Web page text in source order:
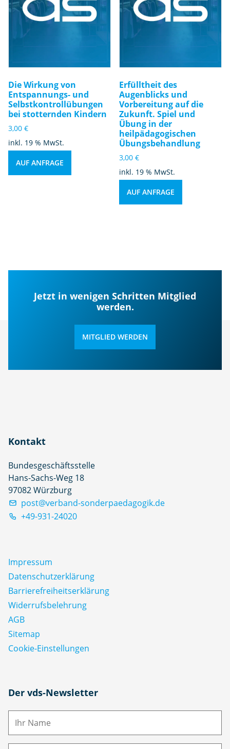
Die Wirkung von
Entspannungs- und
Selbstkontrollübungen
bei stotternden Kindern
3,00 €
inkl. 19 % MwSt.
AUF ANFRAGE
Erfülltheit des
Augenblicks und
Vorbereitung auf die
Zukunft. Spiel und
Übung in der
heilpädagogischen
Übungsbehandlung
3,00€
inkl. 19 % MwSt.
AUF ANFRAGE
Jetzt in wenigen Schritten Mitglied
werden.
MITGLIED WERDEN
Kontakt
Bundesgeschäftsstelle
Hans-Sachs-Weg 18
97082 Würzburg
post@verband-sonderpaedagogik.de
+49-931-24020
Impressum
Datenschutz­erklärung
Barrierefreiheitserklärung
Widerrufsbelehrung
AGB
Sitemap
Cookie-Einstellungen
Der vds-Newsletter
N
M